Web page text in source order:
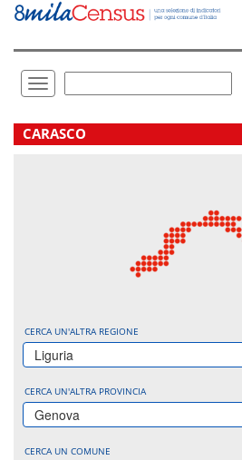
Vai
direttamente
Toggle
navigation
.
CARASCO
CERCA UN'ALTRA REGIONE
Liguria
CERCA UN'ALTRA PROVINCIA
Genova
CERCA UN COMUNE